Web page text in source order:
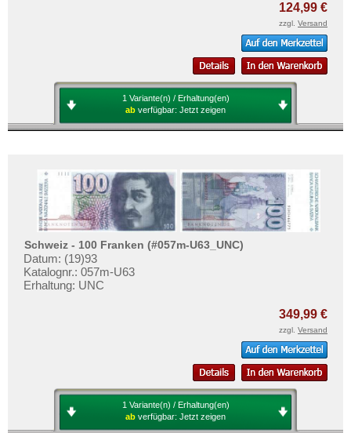
124,99 €
zzgl. Versand
1 Variante(n) / Erhaltung(en)
ab verfügbar: Jetzt zeigen
Schweiz - 100 Franken (#057m-U63_UNC)
Datum: (19)93
Katalognr.: 057m-U63
Erhaltung: UNC
349,99 €
zzgl. Versand
1 Variante(n) / Erhaltung(en)
ab verfügbar: Jetzt zeigen